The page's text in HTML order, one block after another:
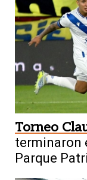
Torneo
terminaron
Parque